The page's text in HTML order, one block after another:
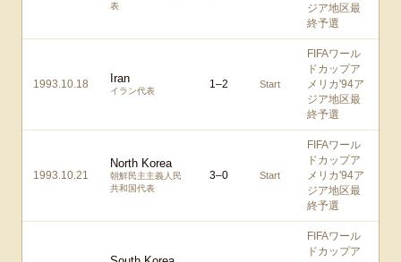
表
ジア地区最
終予選
1993.10.18 Iran
イラン代表
1–2 Start
FIFAワール
ドカップア
メリカ'94ア
ジア地区最
終予選
1993.10.21
North Korea
朝鮮民主主義人民
共和国代表
3–0 Start
FIFAワール
ドカップア
メリカ'94ア
ジア地区最
終予選
FIFAワール
ドカップア